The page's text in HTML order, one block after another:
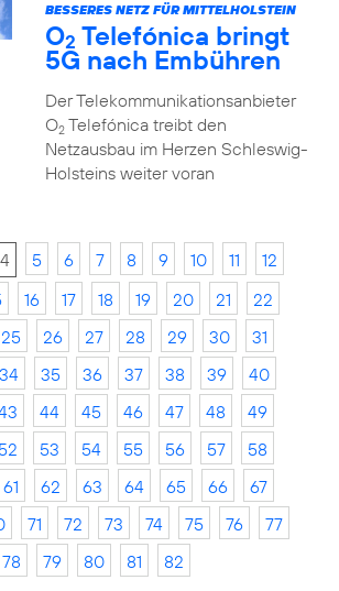
BESSERES NETZ FÜR MITTELHOLSTEIN
O2 Telefónica bringt
5G nach Embühren
Der Telekommunikationsanbieter
O2Telefónica treibt den
Netzausbau im Herzen Schleswig-
Holsteins weiter voran
4 5 6 7 8 9 10 11
12
16 17 18 19 20 21
22
25 26 27 28 29 30
31
34 35 36 37 38 39
40
44 45 46 47 48
49
52 53 54 55 56 57
58
61 62 63 64 65 66
67
71 72 73 74 75 76
77
78
79 80 81 82